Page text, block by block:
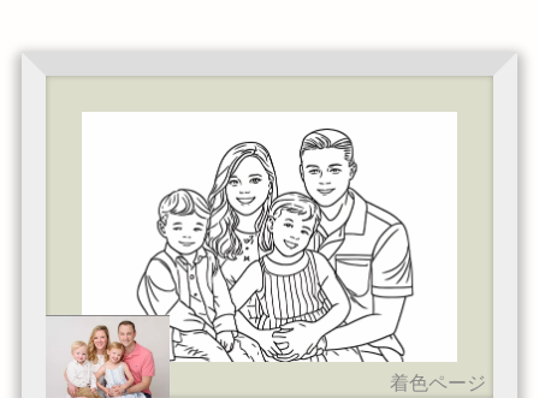
着色ページ